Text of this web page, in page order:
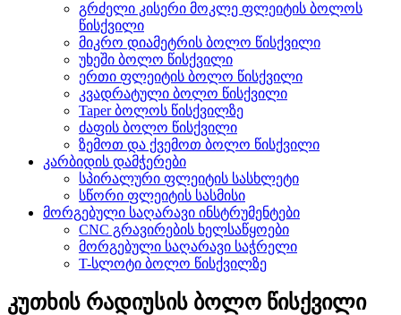
გრძელი კისერი მოკლე ფლეიტის ბოლოს
წისქვილი
მიკრო დიამეტრის ბოლო წისქვილი
უხეში ბოლო წისქვილი
ერთი ფლეიტის ბოლო წისქვილი
კვადრატული ბოლო წისქვილი
Taper ბოლოს წისქვილზე
ძაფის ბოლო წისქვილი
ზემოთ და ქვემოთ ბოლო წისქვილი
კარბიდის დამჭერები
სპირალური ფლეიტის სასხლეტი
სწორი ფლეიტის სასმისი
მორგებული საღარავი ინსტრუმენტები
CNC გრავირების ხელსაწყოები
მორგებული საღარავი საჭრელი
T-სლოტი ბოლო წისქვილზე
კუთხის რადიუსის ბოლო წისქვილი